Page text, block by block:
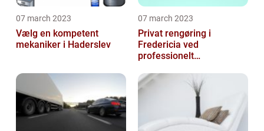
07 march 2023
Vælg en kompetent
mekaniker i Haderslev
07 march 2023
Privat rengøring i
Fredericia ved
professionelt